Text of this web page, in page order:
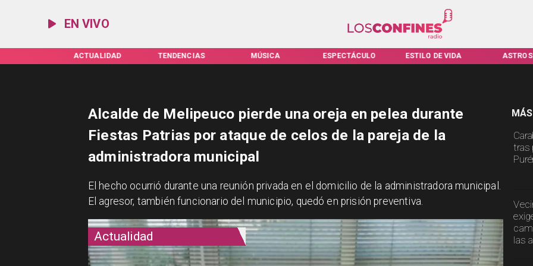
EN VIVO
TENDENCIAS MÚSICA ESPECTÁCULO ESTILO DE VIDA ASTROS
Actualidad
tras
las
Alcalde de Melipeuco pierde una oreja en pelea durante
Fiestas Patrias por ataque de celos de la pareja de la
administradora municipal
​El hecho ocurrió durante una reunión privada en el domicilio de la administradora municipal.
El agresor, también funcionario del municipio, quedó en prisión preventiva.